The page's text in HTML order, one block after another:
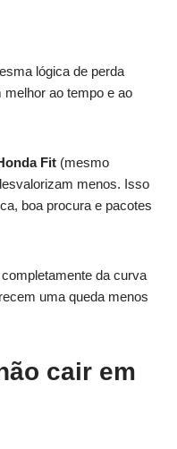
lógica de perda
ao tempo e ao
Fit (mesmo
menos. Isso
boa procura e pacotes
da curva
uma queda menos
cair em